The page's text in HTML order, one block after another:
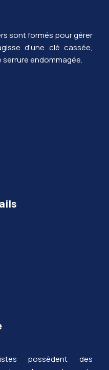
sont formés pour gérer
d’une clé cassée,
serrure endommagée.
possèdent des